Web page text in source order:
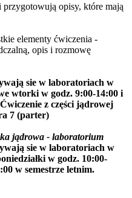
opisy, które mają
elementy ćwiczenia -
opis i rozmowę
sie w laboratoriach w
wtorki w godz. 9:00-14:00 i
z części jądrowej
7 (parter)
jądrowa - laboratorium
sie w laboratoriach w
w godz. 10:00-
w semestrze letnim.